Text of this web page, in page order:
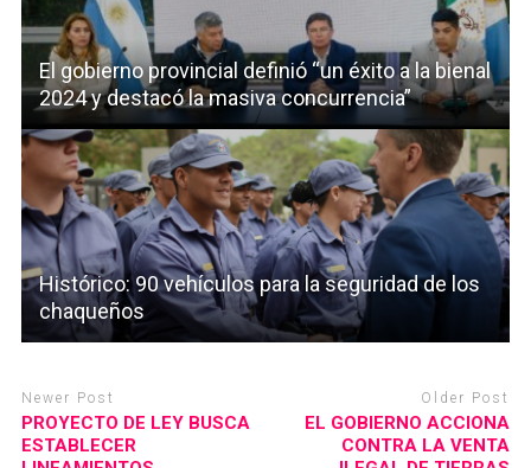
El gobierno provincial definió “un éxito a la bienal
2024 y destacó la masiva concurrencia”
Histórico: 90 vehículos para la seguridad de los
chaqueños
Newer Post
PROYECTO DE LEY BUSCA
ESTABLECER
Older Post
EL GOBIERNO ACCIONA
CONTRA LA VENTA